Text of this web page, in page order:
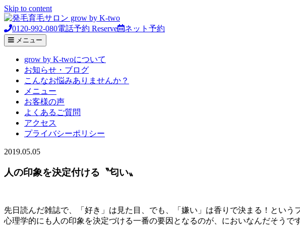
Skip to content
0120-992-080電話予約 Reserve ネット予約
メニュー
grow by K-twoについて
お知らせ・ブログ
こんなお悩みありませんか？
メニュー
お客様の声
よくあるご質問
アクセス
プライバシーポリシー
2019.05.05
人の印象を決定付ける〝匂い〟
先日読んだ雑誌で、「好き」は見た目、でも、「嫌い」は香りで決まる！という
心理学的にも人の印象を決定づける一番の要因となるのが、においなんだそうです